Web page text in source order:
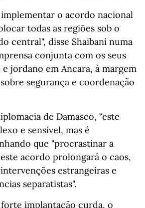
implementar o acordo nacional
todas as regiões sob o
central", disse Shaibani numa
conjunta com os seus
jordano em Ancara, à margem
segurança e coordenação
de Damasco, “este
e sensível, mas é
que "procrastinar a
acordo prolongará o caos,
estrangeiras e
separatistas".
implantação curda, o